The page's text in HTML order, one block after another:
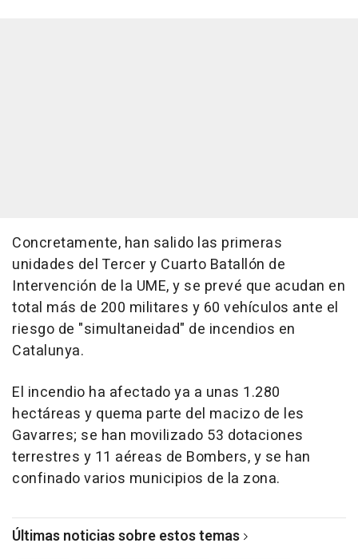
Concretamente, han salido las primeras
unidades del Tercer y Cuarto Batallón de
Intervención de la UME, y se prevé que acudan en
total más de 200 militares y 60 vehículos ante el
riesgo de "simultaneidad" de incendios en
Catalunya.
El incendio ha afectado ya a unas 1.280
hectáreas y quema parte del macizo de les
Gavarres; se han movilizado 53 dotaciones
terrestres y 11 aéreas de Bombers, y se han
confinado varios municipios de la zona.
Últimas noticias sobre estos temas